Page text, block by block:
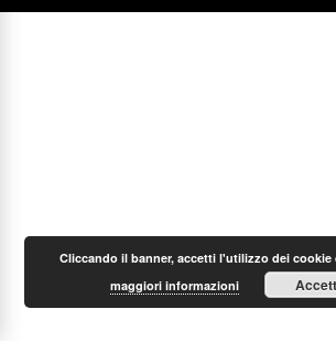
Cliccando il banner, accetti l'utilizzo dei cookie
maggiori informazioni